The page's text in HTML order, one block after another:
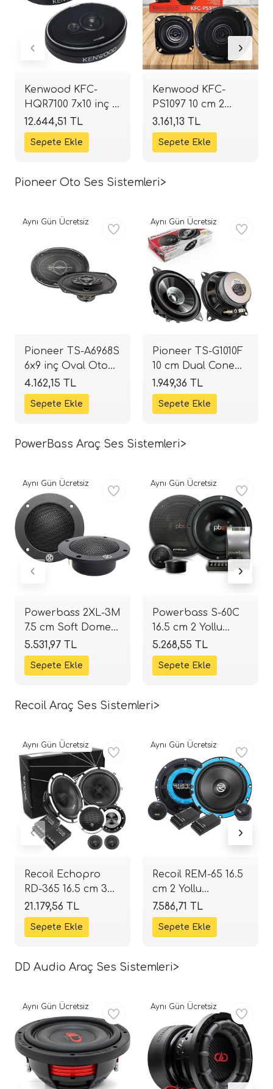
Kenwood KFC-
HQR7100 7x10 inç 3
Yollu Oval
Hoparlör | 150W
RMS / 600W Peak |
12.644,51 TL
Kenwood KFC-
PS1097 10 cm 2
Yollu Koaksiyel
Hoparlör | 50W
RMS / 220W Peak |
3.161,13 TL
Pioneer Oto Ses Sistemleri>
Pioneer TS-A6968S
6x9 inç Oval Oto
Hoparlör | 450W
4-Yollu | SPLHIFI
4.162,15 TL
Aynı Gün Ücretsiz
Pioneer TS-G1010F
10 cm Dual Cone
Oto Hoparlör |
190W | SPLHIFI
1.949,36 TL
Aynı Gün Ücretsiz
PowerBass Araç Ses Sistemleri>
Powerbass 2XL-3M
7.5 cm Soft Dome
Midrange
Hoparlör | 40W
RMS / 80W Peak |
5.531,97 TL
Aynı Gün Ücretsiz
Powerbass S-60C
16.5 cm 2 Yollu
Komponent Takımı
| 70W RMS / 210W
Peak | SPLHIFI
5.268,55 TL
Aynı Gün Ücretsiz
Recoil Araç Ses Sistemleri>
Recoil Echopro
RD-365 16.5 cm 3
Yollu Komponent
Takımı | 80W RMS
/ 160W Peak |
21.179,56 TL
Aynı Gün Ücretsiz
Recoil REM-65 16.5
cm 2 Yollu
Komponent Takımı
| 100W RMS / 200W
Peak | SPLHIFI
7.586,71 TL
Aynı Gün Ücretsiz
DD Audio Araç Ses Sistemleri>
Aynı Gün Ücretsiz Aynı Gün Ücretsiz